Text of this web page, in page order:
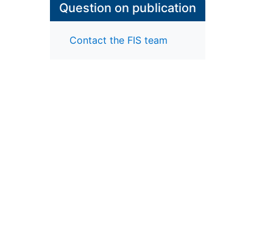
Question on publication
Contact the FIS team